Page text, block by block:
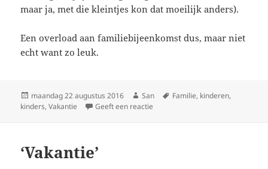
maar ja, met die kleintjes kon dat moeilijk anders).
Een overload aan familiebijeenkomst dus, maar niet
echt want zo leuk.
Geplaatst
op
maandag 22 augustus 2016 Auteur
San Tags
Familie, kinderen,
kinders,Vakantie Geeft een reactie
‘Vakantie’